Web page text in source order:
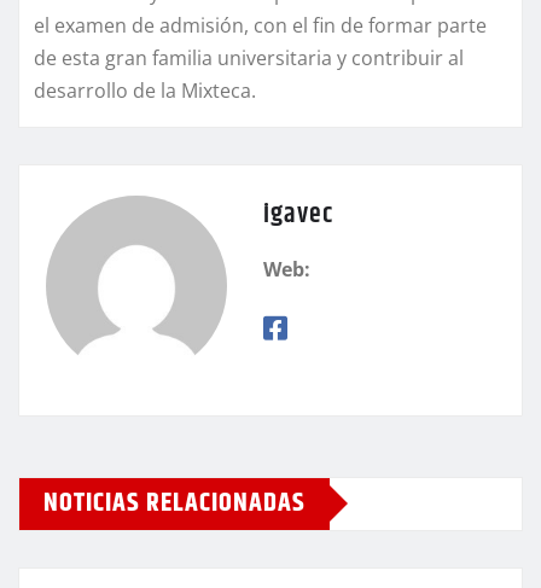
el examen de admisión, con el fin de formar parte
de esta gran familia universitaria y contribuir al
desarrollo de la Mixteca.
igavec
Web:
NOTICIAS RELACIONADAS